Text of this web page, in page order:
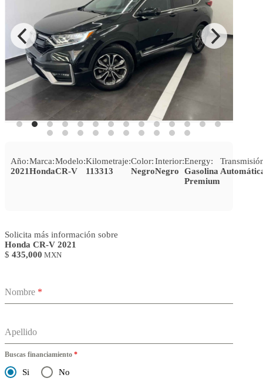
Año:
2021
Marca:
Honda
Modelo:
CR-V
Kilometraje:
113313
Color:
Negro
Interior:
Negro
Energy:
Gasolina
Premium
Solicita más información sobre
Honda CR-V 2021
$ 435,000 MXN
Nombre *
Apellido
Buscas financiamiento *
Si No